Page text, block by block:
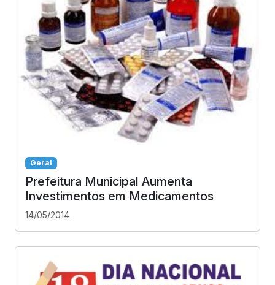
Geral
Prefeitura Municipal Aumenta
Investimentos em Medicamentos
14/05/2014